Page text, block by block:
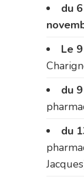
du
Le
du
du